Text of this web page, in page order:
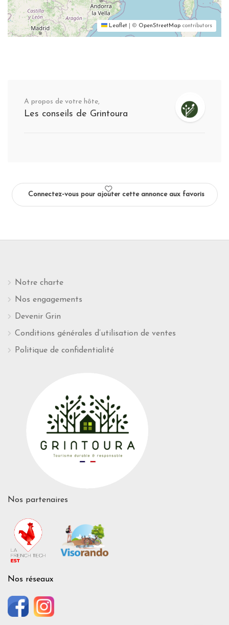
Leaflet © OpenStreetMap contributors
A propos de votre hôte,
Les conseils de Grintoura
Connectez-vous pour ajouter cette annonce aux favoris
Notre charte
Nos engagements
Devenir Grin
Conditions générales d’utilisation de ventes
Politique de confidentialité
Nos partenaires
Nos réseaux